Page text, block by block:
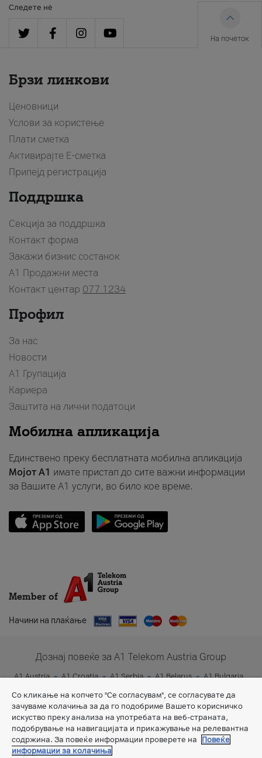
Следете нè
На почеток
Брзи линкови
Ценовници
Услови за користење
Плати сметка
Активирајте Е-сметка
Припејд регистрација
Поддршка
Секција за поддршка
Контакт форма
Закажи бизнис состанок
A1 Продажни места
Контакт центар 077 1234
Профил
За нас
Новости
А1 Групација
Кариера
Заштита на лични податоци
Мобилна апликација
Единствено преку бесплатната мобилна апликација
Мојот A1 имате пристап до сите важни информации
за Вашите A1 услуги, во било кое време.
Member of
Начини на плаќање
Дознај повеќе за A1 Telekom Austria Group
A1 Austria A1 Croatia A1 Serbia A1 Belarus
A1 Bulgaria
A1 Slovenia
A1 Digital
Со кликање на копчето "Се согласувам", се согласувате да
зачуваме колачиња за да го подобриме Вашето корисничко
искуство преку анализа на употребата на веб-страната,
подобрување на навигацијата и прикажување на релевантна
содржина. За повеќе информации проверете на
Повеќе
информации за колачиња